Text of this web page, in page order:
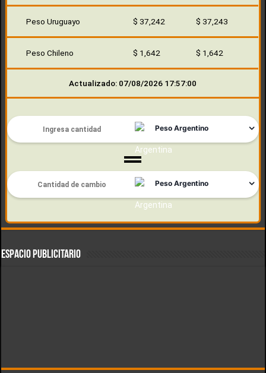
Peso Uruguayo $ 37,242 $ 37,243
Peso Chileno $ 1,642 $ 1,642
Actualizado: 07/08/2026 17:57:00
ESPACIO PUBLICITARIO